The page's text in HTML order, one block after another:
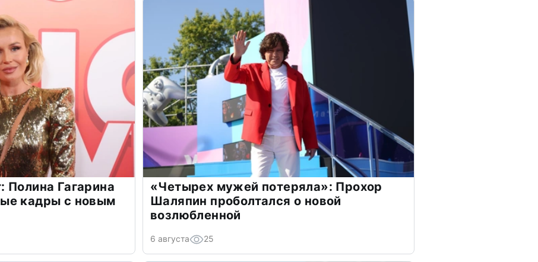
Полина Гагарина
кадры с новым
«Четырех мужей потеряла»: Прохор
Шаляпин проболтался о новой
возлюбленной
6 августа 25